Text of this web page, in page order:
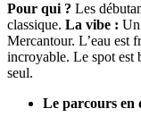
Pour qui ? Les
classique. La vibe : Un
Mercantour. L’eau est
incroyable. Le spot est
seul.
Le parcours en